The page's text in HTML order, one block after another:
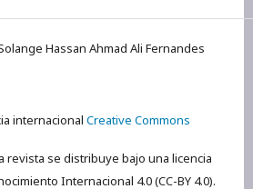
Hassan Ahmad Ali Fernandes
internacional Creative Commons
revista se distribuye bajo una licencia
Internacional 4.0 (CC-BY 4.0).